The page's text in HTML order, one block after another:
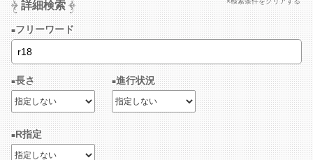
詳細検索
フリーワード
長さ 進行状況
R指定